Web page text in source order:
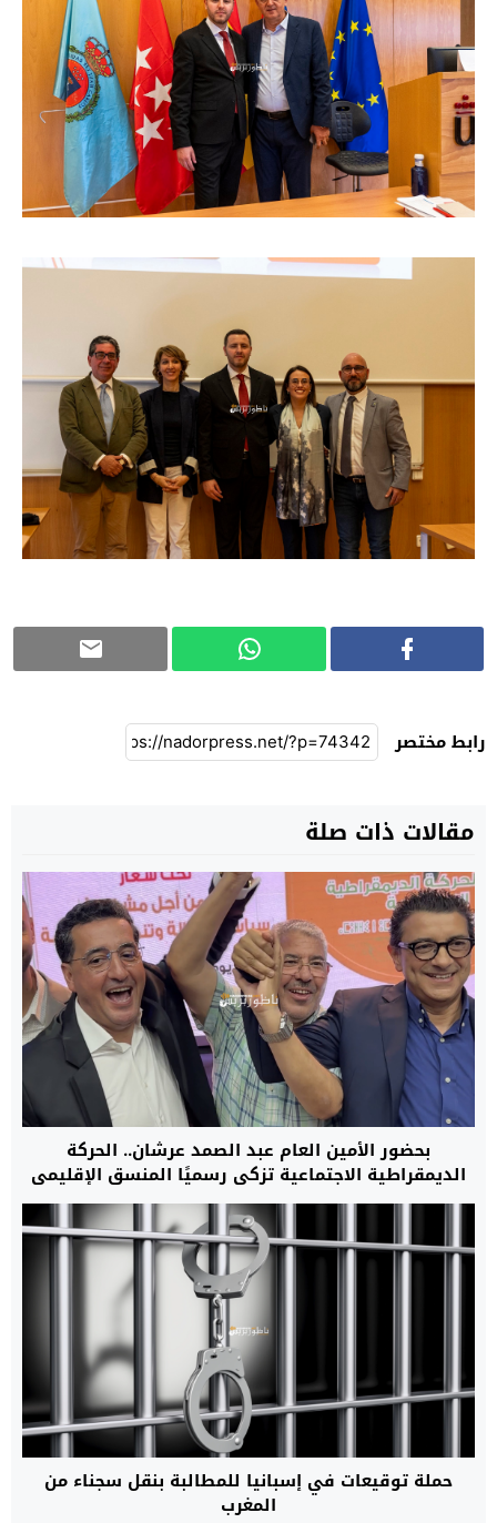
رابط مختصر
مقالات ذات صلة
بحضور الأمين العام عبد الصمد عرشان.. الحركة
الديمقراطية الاجتماعية تزكي رسميًا المنسق الإقليمي
عمر العزوزي مرشحًا للبرلمان
حملة توقيعات في إسبانيا للمطالبة بنقل سجناء من
المغرب